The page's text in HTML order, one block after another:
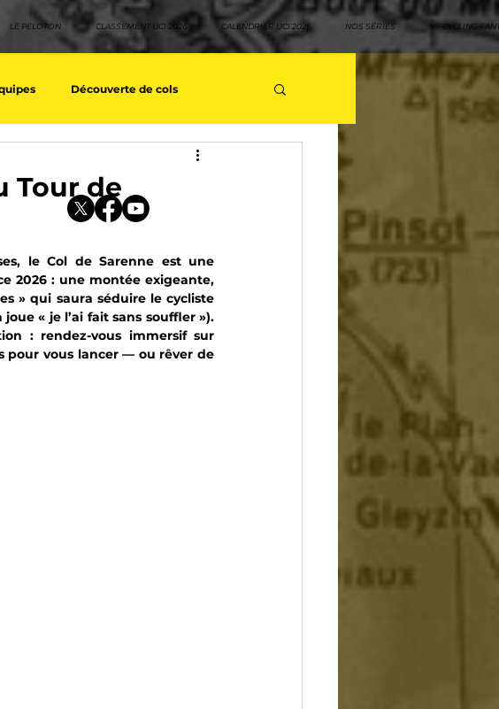
LE PELOTON CLASSEMENT UCI 2026 CALENDRIER UCI 2026 NOS SÉRIES VF CYCLING
Découverte de cols
Nos séries - Coureurs sans GT
Actu cyclisme Neo pro
Tour de
le Col de Sarenne est une
2026 : une montée exigeante,
» qui saura séduire le cycliste
« je l’ai fait sans souffler »).
: rendez-vous immersif sur
pour vous lancer — ou rêver de